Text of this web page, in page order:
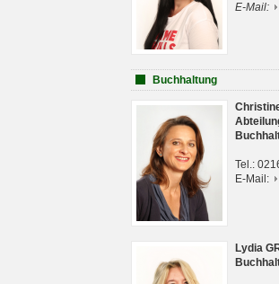
E-Mail:
Buchhaltung
Tel.:
E-Mail:
Lydia